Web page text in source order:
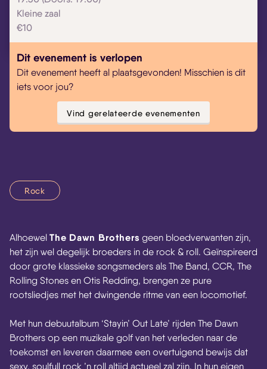
Kleine zaal
€10
Dit evenement is verlopen
Dit evenement heeft al plaatsgevonden! Misschien is dit
iets voor jou?
Vind gerelateerde evenementen
Rock
Alhoewel The Dawn Brothers geen bloedverwanten zijn,
het zijn wel degelijk broeders in de rock & roll. Geïnspireerd
door grote klassieke songsmeders als The Band, CCR, The
Rolling Stones en Otis Redding, brengen ze pure
rootsliedjes met het dwingende ritme van een locomotief.
Met hun debuutalbum ‘Stayin’ Out Late’ rijden The Dawn
Brothers op een muzikale golf van het verleden naar de
toekomst en leveren daarmee een overtuigend bewijs dat
sexy, soulfull rock ’n roll altijd actueel zal zijn. In hun eigen